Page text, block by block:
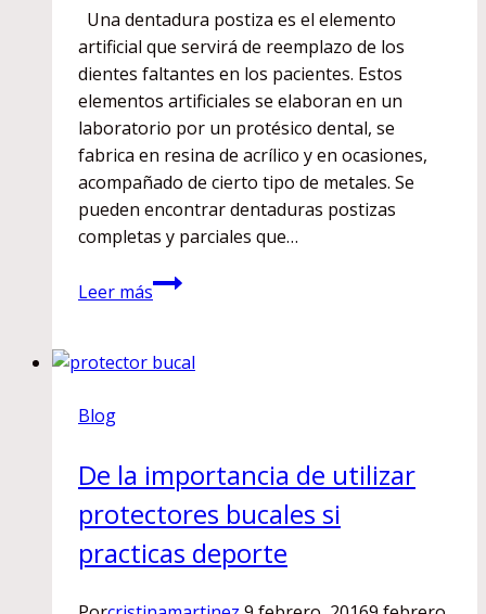
Una dentadura postiza es el elemento
artificial que servirá de reemplazo de los
dientes faltantes en los pacientes. Estos
elementos artificiales se elaboran en un
laboratorio por un protésico dental, se
fabrica en resina de acrílico y en ocasiones,
acompañado de cierto tipo de metales. Se
pueden encontrar dentaduras postizas
completas y parciales que…
Leer másDentadura
postiza
prótesis
mantenimiento
y
cuidado.
Blog
De la importancia de utilizar
protectores bucales si
practicas deporte